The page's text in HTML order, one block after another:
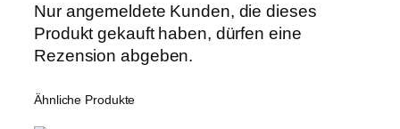
Nur angemeldete Kunden, die dieses
Produkt gekauft haben, dürfen eine
Rezension abgeben.
Ähnliche Produkte